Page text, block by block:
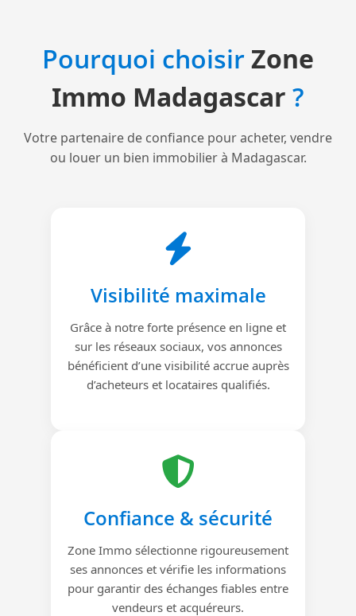
Pourquoi choisirZone
Immo Madagascar ?
Votre partenaire de confiance pour acheter, vendre
ou louer un bien immobilier à Madagascar.
Visibilité maximale
Grâce à notre forte présence en ligne et
sur les réseaux sociaux, vos annonces
bénéficient d’une visibilité accrue auprès
d’acheteurs et locataires qualifiés.
Confiance & sécurité
Zone Immo sélectionne rigoureusement
ses annonces et vérifie les informations
pour garantir des échanges fiables entre
vendeurs et acquéreurs.